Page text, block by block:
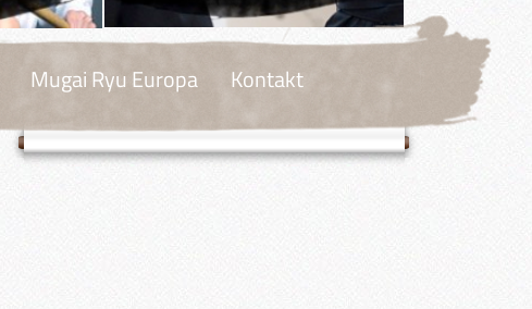
Mugai Ryu Europa Kontakt